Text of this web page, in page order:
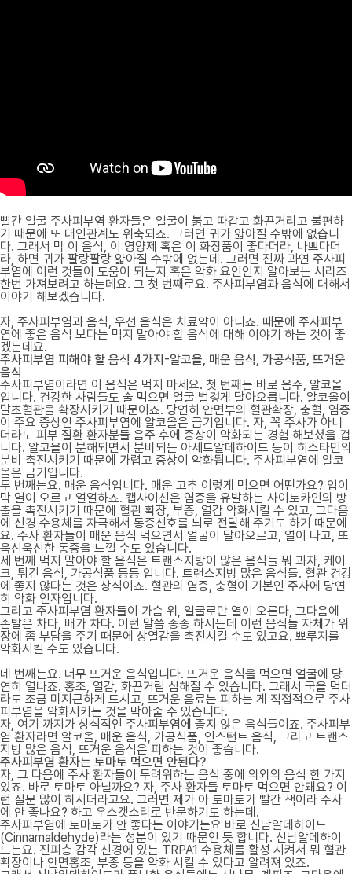
빨간 얼굴 주사피부염 환자들은 얼굴이 붉고 따갑고 화끈거리고 불편하
기 때문에 또 대인관계도 위축되죠. 그러면 귀가 얇아질 수밖에 없습니
다. 그래서 막 이 음식, 이 영양제 혹은 이 화장품이 좋다더라, 나쁘다더
라, 하면 귀가 팔랑팔랑 얇아질 수밖에 없는데. 그러면 진짜 과연 주사피
부염에 이런 것들이 도움이 되는지 혹은 악화 요인인지 알아보는 시리즈
한번 가져보려고 하는데요. 그 첫 번째로요. 주사피부염과 음식에 대해서
이야기 해보겠습니다.
자, 주사피부염과 음식, 우선 음식은 치료약이 아니죠. 때문에 주사피부
염에 좋은 음식 보다는 먹지 말아야 할 음식에 대해 이야기 하는 것이 좋
겠는데요.
주사피부염 피해야 할 음식 4가지-알코올, 매운 음식, 가공식품, 뜨거운
음식
주사피부염이라면 이 음식은 먹지 마세요. 첫 번째는 바로 음주, 알코올
입니다. 건강한 사람들도 술 먹으면 얼굴 벌겋게 달아오릅니다. 알코올이
말초혈관을 확장시키기 때문이죠. 당연히 안면부의 혈관확장, 충혈, 염증
이 주요 증상인 주사피부염에 알코올은 금기입니다. 자, 꼭 주사가 아니
더라도 피부 질환 환자분들 음주 후에 증상이 악화되는 경험 해보셨을 겁
니다. 알코올이 분해되면서 분비되는 아세트알데하이드 등이 히스타민의
분비 촉진시키기 때문에 가렵고 증상이 악화됩니다. 주사피부염에 알코
올은 금기입니다.
두 번째는요. 매운 음식입니다. 매운 고추 이렇게 먹으면 어떤가요? 입이
막 열이 오르고 얼얼하죠. 캡사이신은 염증을 유발하는 사이토카인의 방
출을 촉진시키기 때문에 혈관 확장, 부종, 열감 악화시킬 수 있고, 그다음
에 신경 수용체를 자극해서 통증신호를 뇌로 전달해 주기도 하기 때문에
요. 주사 환자들이 매운 음식 먹으면서 얼굴이 달아오르고, 열이 나고, 또
욱신욱신한 통증을 느낄 수도 있습니다.
세 번째 먹지 말아야 할 음식은 트랜스지방이 많은 음식들 뭐 과자, 케이
크, 튀긴 음식, 가공식품 등등 입니다. 트랜스지방 많은 음식들. 혈관 건강
에 좋지 않다는 것은 상식이죠. 혈관의 염증, 충혈이 기본인 주사에 당연
히 악화 인자입니다.
그리고 주사피부염 환자들이 가슴 위, 얼굴로만 열이 오른다, 그다음에
손발은 차다, 배가 차다. 이런 말씀 종종 하시는데 이런 음식들 자체가 위
장에 좀 부담을 주기 때문에 상열감을 촉진시킬 수도 있고요. 뾰루지를
악화시킬 수도 있습니다.
네 번째는요. 너무 뜨거운 음식입니다. 뜨거운 음식을 먹으면 얼굴에 당
연히 열나죠. 홍조, 열감, 화끈거림 심해질 수 있습니다. 그래서 국을 먹더
라도 조금 미지근하게 드시고, 뜨거운 음료는 피하는 게 직접적으로 주사
피부염을 악화시키는 것을 막아줄 수 있습니다.
자, 여기 까지가 상식적인 주사피부염에 좋지 않은 음식들이죠. 주사피부
염 환자라면 알코올, 매운 음식, 가공식품, 인스턴트 음식, 그리고 트랜스
지방 많은 음식, 뜨거운 음식은 피하는 것이 좋습니다.
주사피부염 환자는 토마토 먹으면 안된다?
자, 그 다음에 주사 환자들이 두려워하는 음식 중에 의외의 음식 한 가지
있죠. 바로 토마토 아닐까요? 자, 주사 환자들 토마토 먹으면 안돼요? 이
런 질문 많이 하시더라고요. 그러면 제가 아 토마토가 빨간 색이라 주사
에 안 좋나요? 하고 우스갯소리로 반문하기도 하는데.
주사피부염에 토마토가 안 좋다는 이야기는요 바로 신남알데하이드
(Cinnamaldehyde)라는 성분이 있기 때문인 듯 합니다. 신남알데하이
드는요. 진피층 감각 신경에 있는 TRPA1 수용체를 활성 시켜서 뭐 혈관
확장이나 안면홍조, 부종 등을 악화 시킬 수 있다고 알려져 있죠.